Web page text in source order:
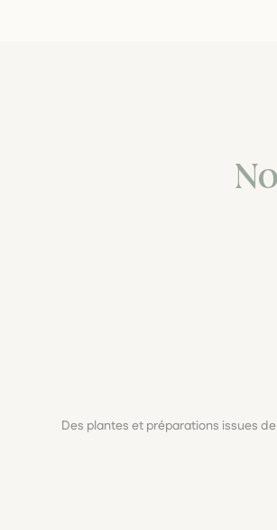
Des plantes et préparations issues